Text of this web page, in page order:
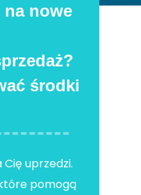
nowe
środki
uprzedzi.
pomogą